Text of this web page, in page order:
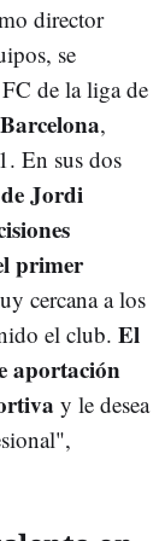
director
se
de la liga de
,
En sus dos
Jordi
primer
cercana a los
el club. El
aportación
y le desea